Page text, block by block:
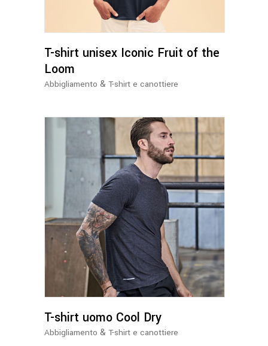
varianti.
Le
opzioni
possono
del
prodotto
T-shirt unisex Iconic Fruit of the
Loom
Abbigliamento & T-shirt e canottiere
Questo
prodotto
ha
più
varianti.
Le
opzioni
possono
essere
T-shirt uomo Cool Dry
Abbigliamento & T-shirt e canottiere